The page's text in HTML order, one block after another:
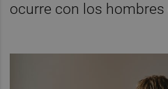
ocurre con los hombres